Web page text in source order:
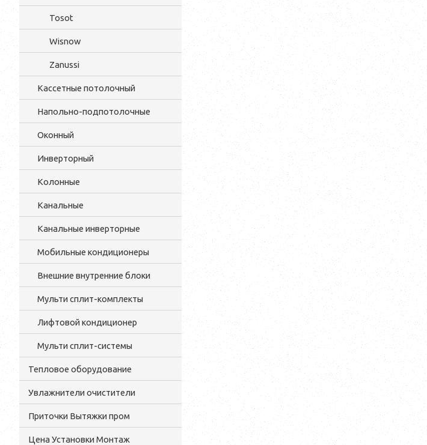
Tosot
Wisnow
Zanussi
Кассетные потолочный
Напольно-подпотолочные
Оконный
Инверторный
Колонные
Канальные
Канальные инверторные
Мобильные кондиционеры
Внешние внутренние блоки
Мульти cплит-комплекты
Лифтовой кондиционер
Мульти сплит-системы
Тепловое оборудование
Увлажнители очистители
Приточки Вытяжки пром
Цена Установки Монтаж